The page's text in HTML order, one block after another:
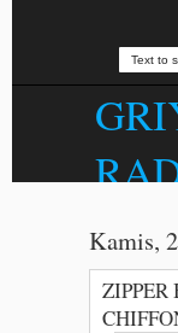
Kerudung,
Harga
Kamis,
ZIPPER